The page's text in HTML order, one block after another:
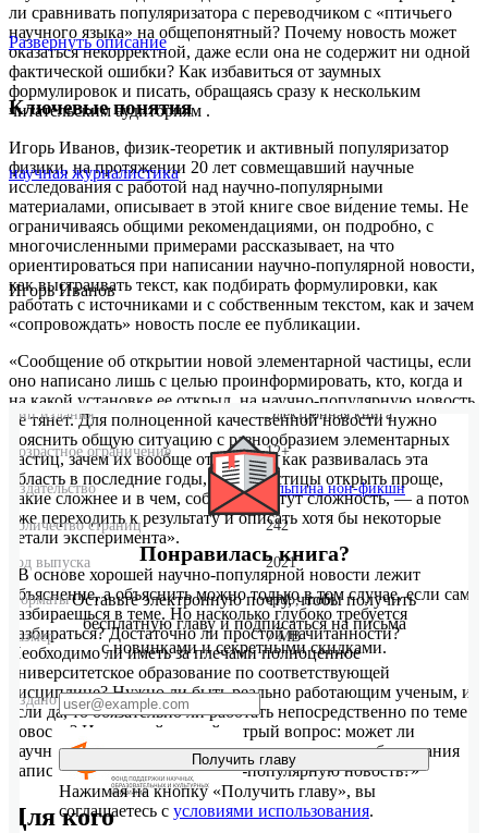
ли сравнивать популяризатора с переводчиком с «птичьего
научного языка» на общепонятный? Почему новость может
оказаться некорректной, даже если она не содержит ни одной
фактической ошибки? Как избавиться от заумных
формулировок и писать, обращаясь сразу к нескольким
читательским аудиториям .
Игорь Иванов, физик-теоретик и активный популяризатор
физики, на протяжении 20 лет совмещавший научные
исследования с работой над научно-популярными
материалами, описывает в этой книге свое ви́дение темы. Не
ограничиваясь общими рекомендациями, он подробно, с
многочисленными примерами рассказывает, на что
ориентироваться при написании научно-популярной новости,
как выстраивать текст, как подбирать формулировки, как
работать с источниками и с собственным текстом, как и зачем
«сопровождать» новость после ее публикации.
«Сообщение об открытии новой элементарной частицы, если
оно написано лишь с целью проинформировать, кто, когда и
на какой установке ее открыл, на научно-популярную новость
не тянет. Для полноценной качественной новости нужно
пояснить общую ситуацию с разнообразием элементарных
частиц, зачем их вообще открывать, как развивалась эта
область в последние годы, какие частицы открыть проще,
какие сложнее и в чем, собственно, тут сложность, — а потом
уже переходить к результату и описать хотя бы некоторые
детали эксперимента».
«В основе хорошей научно-популярной новости лежит
объяснение, а объяснить можно только в том случае, если сам
разбираешься в теме. Но насколько глубоко требуется
разбираться? Достаточно ли простой начитанности?
Необходимо ли иметь за плечами полноценное
университетское образование по соответствующей
дисциплине? Нужно ли быть реально работающим ученым, и
если да, то обязательно ли работать непосредственно по теме
новости? И пожалуй, самый острый вопрос: может ли
научный журналист без профильного научного образования
написать качественную научно-популярную новость?»
Для кого
Развернуть описание
Ключевые понятия
научная журналистика
Игорь Иванов
Тип издания Электронная книга
Возрастное ограничение 12+
Издательство Альпина нон-фикшн
Количество страниц 242
Год выпуска 2021
Форматы epub, mobi
Размер 7 MB
Издано при поддержке
Понравилась книга?
Оставьте электронную почту, чтобы получить
бесплатную главу и подписаться на письма
с новинками и секретными скидками.
Получить главу
Нажимая на кнопку «Получить главу», вы
соглашаетесь с условиями использования.